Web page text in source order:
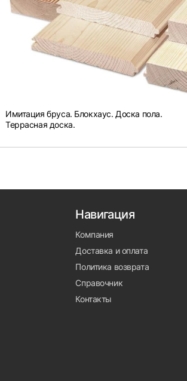
Имитация бруса. Блокхаус. Доска пола.
Террасная доска.
Навигация
Компания
Доставка и оплата
Политика возврата
Справочник
Контакты